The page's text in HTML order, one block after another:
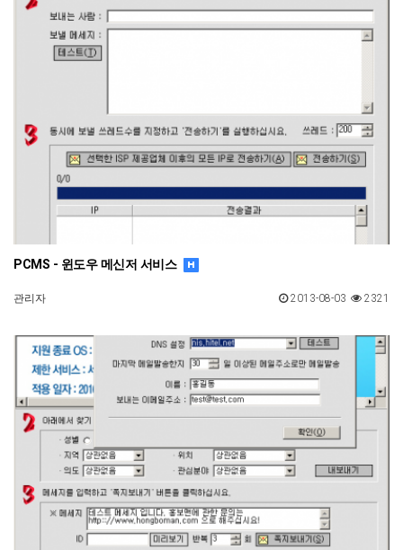
PCMS - 윈도우 메신저 서비스
관리자 2321
2013-08-03